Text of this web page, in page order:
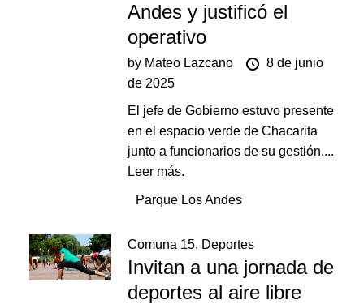
Andes y justificó el
operativo
by Mateo Lazcano
8 de junio
de 2025
El jefe de Gobierno estuvo presente
en el espacio verde de Chacarita
junto a funcionarios de su gestión....
Leer más.
Parque Los Andes
Comuna 15, Deportes
Invitan a una jornada de
deportes al aire libre